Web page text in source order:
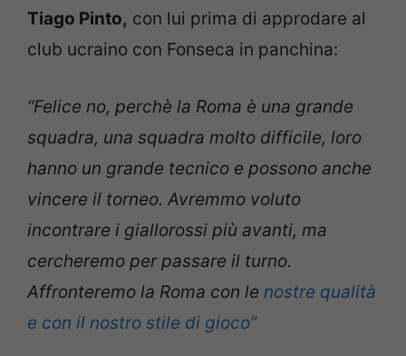
Tiago Pinto, con lui prima di approdare al
club ucraino con Fonseca in panchina:
“Felice no, perchè la Roma è una grande
squadra, una squadra molto difficile, loro
hanno un grande tecnico e possono anche
vincere il torneo. Avremmo voluto
incontrare i giallorossi più avanti, ma
cercheremo per passare il turno.
Affronteremo la Roma con le nostre qualità
e con il nostro stile di gioco”